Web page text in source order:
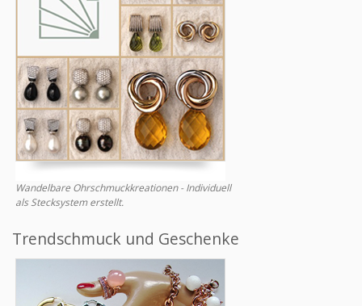
Wandelbare Ohrschmuckkreationen - Individuell
als Stecksystem erstellt.
Trendschmuck und Geschenke